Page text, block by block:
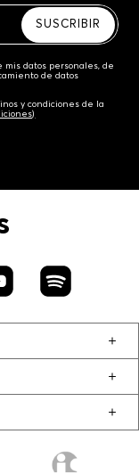
SUSCRIBIR
mis datos personales, de
de datos
y condiciones de la